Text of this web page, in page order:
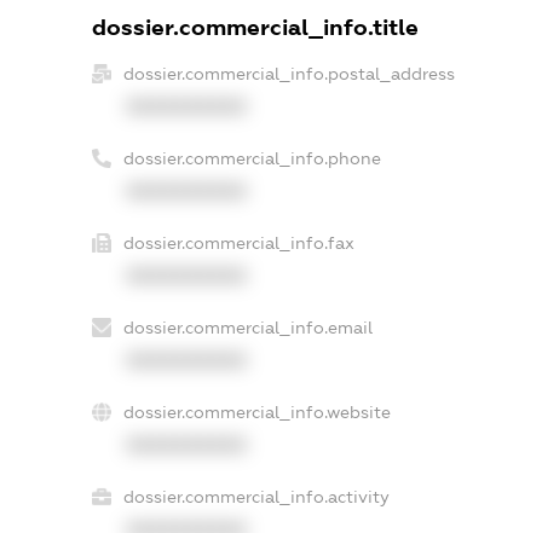
dossier.commercial_info.title
dossier.commercial_info.postal_address
dossier.commercial_info.phone
dossier.commercial_info.fax
dossier.commercial_info.email
dossier.commercial_info.website
dossier.commercial_info.activity